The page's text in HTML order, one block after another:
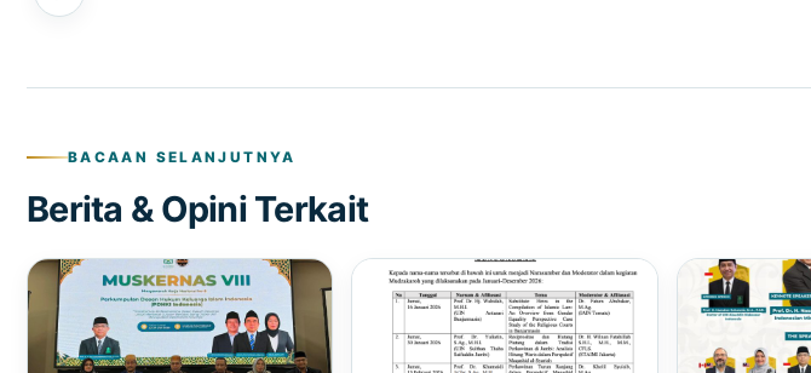
BACAAN SELANJUTNYA
Berita & Opini Terkait